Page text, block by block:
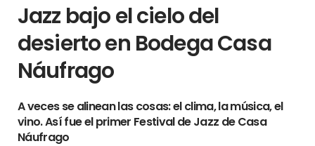
Jazz bajo el cielo del
desierto en Bodega Casa
Náufrago
A veces se alinean las cosas: el clima, la música, el
vino. Así fue el primer Festival de Jazz de Casa
Náufrago